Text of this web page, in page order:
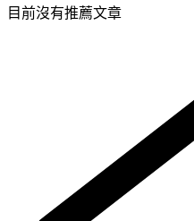
目前沒有推薦文章